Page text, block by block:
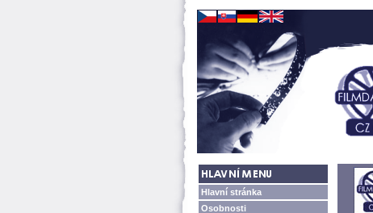
Hlavní stránka
Osobnosti